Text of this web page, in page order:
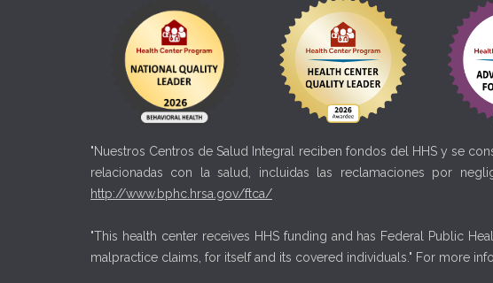
"Nuestros Centros de Salud Integral reciben fondos del HHS y se
relacionadas con la salud, incluidas las reclamaciones por
http://www.bphc.hrsa.gov/ftca/
"This health center receives HHS funding and has Federal Public
malpractice claims, for itself and its covered individuals." For more